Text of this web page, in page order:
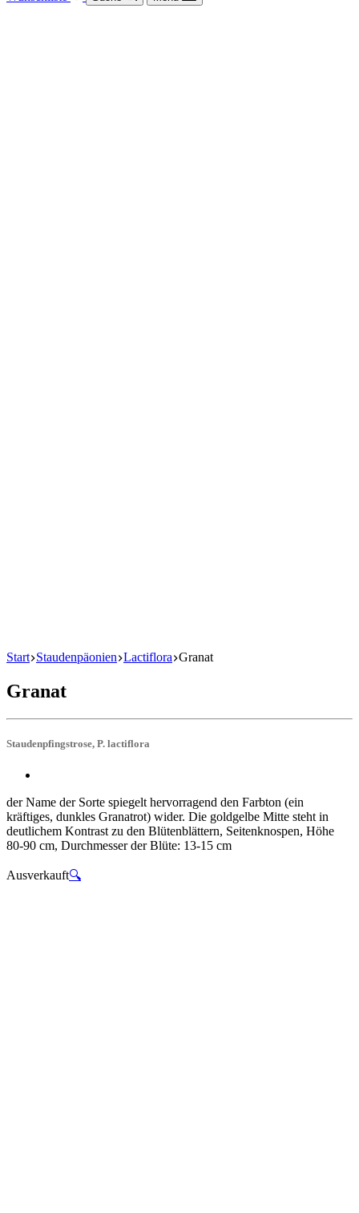
Start Staudenpäonien Lactiflora Granat
Granat
Staudenpfingstrose, P. lactiflora
der Name der Sorte spiegelt hervorragend den Farbton (ein
kräftiges, dunkles Granatrot) wider. Die goldgelbe Mitte steht in
deutlichem Kontrast zu den Blütenblättern, Seitenknospen, Höhe
80-90 cm, Durchmesser der Blüte: 13-15 cm
Ausverkauft🔍